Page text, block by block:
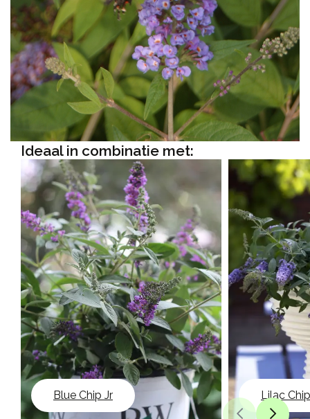
Ideaal in combinatie met:
Blue Chip Jr Lilac Chip